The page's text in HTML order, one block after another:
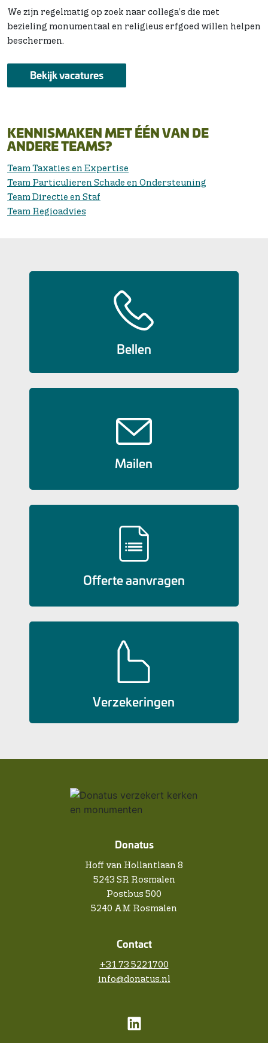
We zijn regelmatig op zoek naar collega’s die met
bezieling monumentaal en religieus erfgoed willen helpen
beschermen.
Bekijk vacatures
KENNISMAKEN MET ÉÉN VAN DE
ANDERE TEAMS?
Team Taxaties en Expertise
Team Particulieren Schade en Ondersteuning
Team Directie en Staf
Team Regioadvies
Bellen
Mailen
Offerte aanvragen
Verzekeringen
Donatus
Hoff van Hollantlaan 8
5243 SR Rosmalen
Postbus 500
5240 AM Rosmalen
Contact
+31 73 5221700
info@donatus.nl